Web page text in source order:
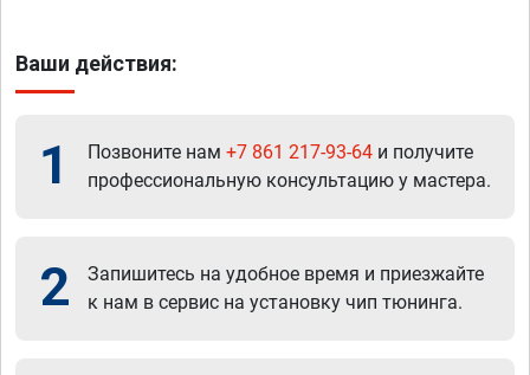
Ваши действия:
1 Позвоните нам +7 861 217-93-64 и получите
профессиональную консультацию у мастера.
2
Запишитесь на удобное время и приезжайте
к нам в сервис на установку чип тюнинга.